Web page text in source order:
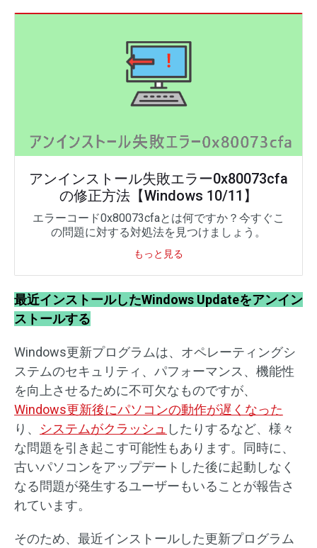
アンインストール失敗エラー0x80073cfa
の修正方法【Windows 10/11】
エラーコード0x80073cfaとは何ですか？今すぐこ
の問題に対する対処法を見つけましょう。
もっと見る
最近インストールしたWindows Updateをアンイン
ストールする
Windows更新プログラムは、オペレーティングシ
ステムのセキュリティ、パフォーマンス、機能性
を向上させるために不可欠なものですが、
Windows更新後にパソコンの動作が遅くなった
り、 システムがクラッシュ したりするなど、様々
な問題を引き起こす可能性もあります。同時に、
古いパソコンをアップデートした後に起動しなく
なる問題が発生するユーザーもいることが報告さ
れています。
そのため、最近インストールした更新プログラム